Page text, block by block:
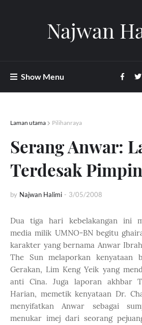
Najwan
Show Menu
Laman utama Pilihanraya
Serang Anwar:
Terdesak
by Najwan Halimi - 3/05/2008
Dua tiga hari kebelakangan ini
media milik UMNO-BN begitu
karakter yang bernama Anwar
The Sun melaporkan kenyataan
Gerakan, Lim Keng Yeik yang
anti Cina. Juga laporan akhbar
Harian, memetik kenyataan Dr.
menyifatkan Anwar sebagai
menukar imej dari seorang